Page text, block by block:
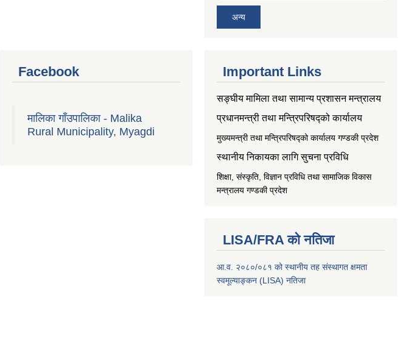
अन्य
Facebook
मालिका गाँउपालिका - Malika
Rural Municipality, Myagdi
Important Links
सङ्‍घीय मामिला तथा सामान्य प्रशासन मन्त्रालय
प्रधानमन्त्री तथा मन्त्रिपरिषद्को कार्यालय
मुख्यमन्त्री तथा मन्त्रिपरिषद्को कार्यालय गण्डकी प्रदेश
स्थानीय निकायका लागि सुचना प्रविधि
शिक्षा, संस्कृति, विज्ञान प्रविधि तथा सामाजिक विकास
मन्त्रालय गण्डकी प्रदेश
LISA/FRA को नतिजा
आ.व. २०८०/०८१ को स्थानीय तह संस्थागत क्षमता
स्वमूल्याङ्कन (LISA) नतिजा